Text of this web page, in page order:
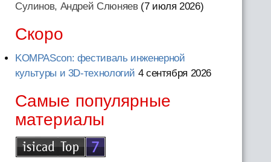
Сулинов, Андрей Слюняев (7 июля 2026)
Скоро
KOMPAScon: фестиваль инженерной
культуры и 3D-технологий 4 сентября 2026
Самые популярные
материалы